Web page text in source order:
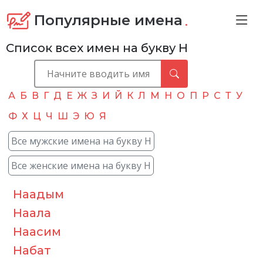
Популярные имена .
Список всех имен на букву Н
А Б В Г Д Е Ж З И Й К Л М Н О П Р С Т У
Ф Х Ц Ч Ш Э Ю Я
Все мужские имена на букву Н
Все женские имена на букву Н
Наадым
Наала
Наасим
Набат